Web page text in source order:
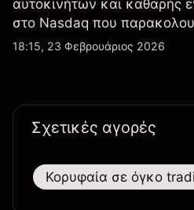
αυτοκινήτων και καθαρής
στο Nasdaq που
απόδοση κερδών, τα
18:15, 23 Φεβρουάριος 2026
Σχετικές αγορές
Κορυφαία σε όγκο